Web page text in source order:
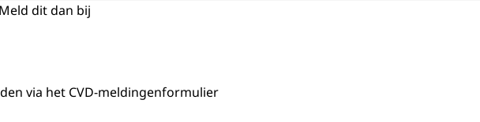
dit dan bij
via het CVD-meldingenformulier